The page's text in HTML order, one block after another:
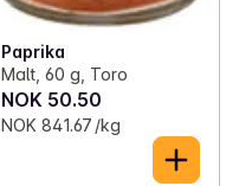
Paprika
Malt, 60 g, Toro
NOK 50.50
NOK 841.67 /kg